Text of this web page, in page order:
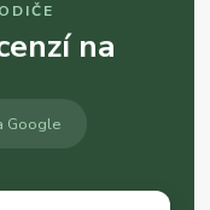
na
Google